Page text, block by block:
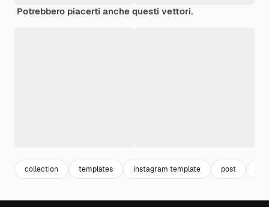
Potrebbero piacerti anche questi vettori.
collection templates instagram template post